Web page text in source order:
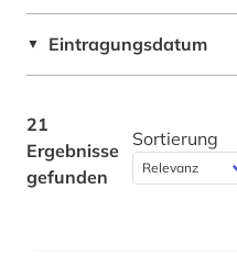
multimedia (1)
norwegisch (2)
▼ Eintragungsdatum
21
Ergebnisse
gefunden
Sortierung